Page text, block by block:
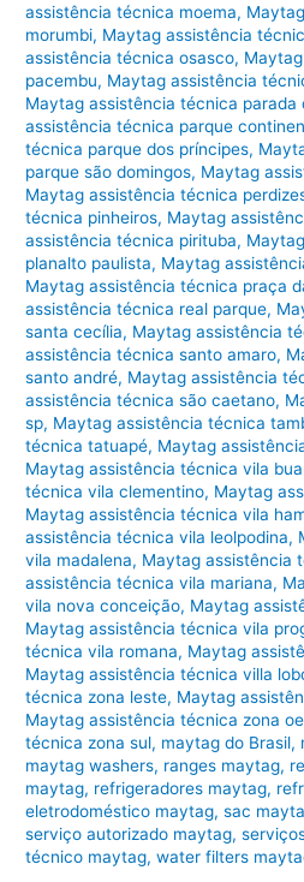
assistência técnica moema,
morumbi, Maytag assistência
assistência técnica osasco,
pacembu, Maytag assistência
Maytag assistência técnica parada
assistência técnica parque
técnica parque dos príncipes,
parque são domingos, Maytag
Maytag assistência técnica
técnica pinheiros, Maytag
assistência técnica pirituba,
planalto paulista, Maytag
Maytag assistência técnica praça
assistência técnica real parque,
santa cecília, Maytag assistência
assistência técnica santo amaro,
santo andré, Maytag assistência
assistência técnica são caetano,
sp, Maytag assistência técnica
técnica tatuapé, Maytag
Maytag assistência técnica vila
técnica vila clementino, Maytag
Maytag assistência técnica vila
assistência técnica vila leolpodina,
vila madalena, Maytag assistência
assistência técnica vila mariana,
vila nova conceição, Maytag
Maytag assistência técnica vila
técnica vila romana, Maytag
Maytag assistência técnica villa
técnica zona leste, Maytag
Maytag assistência técnica zona
técnica zona sul, maytag do Brasil,
maytag washers, ranges maytag,
maytag, refrigeradores maytag,
eletrodoméstico maytag,sac
serviço autorizado maytag,
técnico maytag,water filters